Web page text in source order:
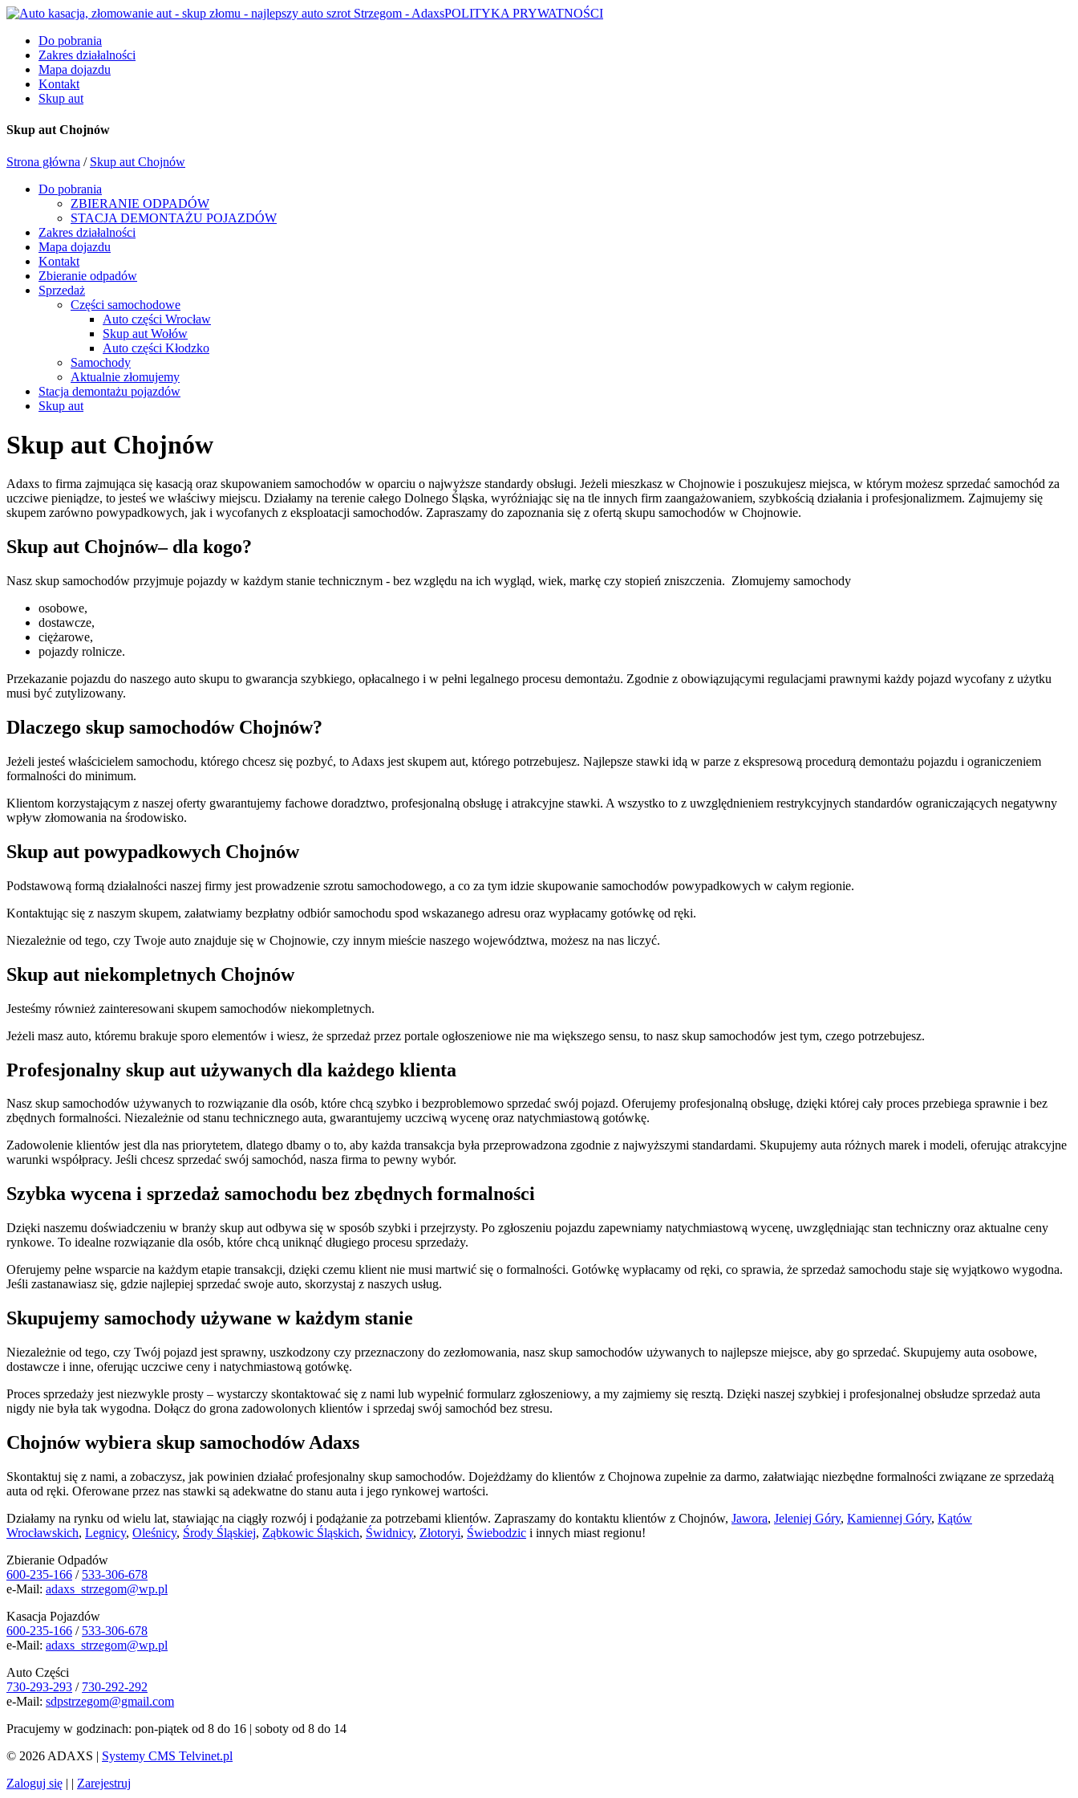
POLITYKA PRYWATNOŚCI
Do pobrania
Zakres działalności
Mapa dojazdu
Kontakt
Skup aut
Skup aut Chojnów
Strona główna / Skup aut Chojnów
Do pobrania
ZBIERANIE ODPADÓW
STACJA DEMONTAŻU POJAZDÓW
Zakres działalności
Mapa dojazdu
Kontakt
Zbieranie odpadów
Sprzedaż
Części samochodowe
Auto części Wrocław
Skup aut Wołów
Auto części Kłodzko
Samochody
Aktualnie złomujemy
Stacja demontażu pojazdów
Skup aut
Skup aut Chojnów
Adaxs to firma zajmująca się kasacją oraz skupowaniem samochodów w oparciu o najwyższe standardy obsługi. Jeżeli mieszkasz w Chojnowie i poszukujesz miejsca, w którym możesz sprzedać samochód za
uczciwe pieniądze, to jesteś we właściwy miejscu. Działamy na terenie całego Dolnego Śląska, wyróżniając się na tle innych firm zaangażowaniem, szybkością działania i profesjonalizmem. Zajmujemy się
skupem zarówno powypadkowych, jak i wycofanych z eksploatacji samochodów. Zapraszamy do zapoznania się z ofertą skupu samochodów w Chojnowie.
Skup aut Chojnów– dla kogo?
Nasz skup samochodów przyjmuje pojazdy w każdym stanie technicznym - bez względu na ich wygląd, wiek, markę czy stopień zniszczenia. Złomujemy samochody
osobowe,
dostawcze,
ciężarowe,
pojazdy rolnicze.
Przekazanie pojazdu do naszego auto skupu to gwarancja szybkiego, opłacalnego i w pełni legalnego procesu demontażu. Zgodnie z obowiązującymi regulacjami prawnymi każdy pojazd wycofany z użytku
musi być zutylizowany.
Dlaczego skup samochodów Chojnów?
Jeżeli jesteś właścicielem samochodu, którego chcesz się pozbyć, to Adaxs jest skupem aut, którego potrzebujesz. Najlepsze stawki idą w parze z ekspresową procedurą demontażu pojazdu i ograniczeniem
formalności do minimum.
Klientom korzystającym z naszej oferty gwarantujemy fachowe doradztwo, profesjonalną obsługę i atrakcyjne stawki. A wszystko to z uwzględnieniem restrykcyjnych standardów ograniczających negatywny
wpływ złomowania na środowisko.
Skup aut powypadkowych Chojnów
Podstawową formą działalności naszej firmy jest prowadzenie szrotu samochodowego, a co za tym idzie skupowanie samochodów powypadkowych w całym regionie.
Kontaktując się z naszym skupem, załatwiamy bezpłatny odbiór samochodu spod wskazanego adresu oraz wypłacamy gotówkę od ręki.
Niezależnie od tego, czy Twoje auto znajduje się w Chojnowie, czy innym mieście naszego województwa, możesz na nas liczyć.
Skup aut niekompletnych Chojnów
Jesteśmy również zainteresowani skupem samochodów niekompletnych.
Jeżeli masz auto, któremu brakuje sporo elementów i wiesz, że sprzedaż przez portale ogłoszeniowe nie ma większego sensu, to nasz skup samochodów jest tym, czego potrzebujesz.
Profesjonalny skup aut używanych dla każdego klienta
Nasz skup samochodów używanych to rozwiązanie dla osób, które chcą szybko i bezproblemowo sprzedać swój pojazd. Oferujemy profesjonalną obsługę, dzięki której cały proces przebiega sprawnie i bez
zbędnych formalności. Niezależnie od stanu technicznego auta, gwarantujemy uczciwą wycenę oraz natychmiastową gotówkę.
Zadowolenie klientów jest dla nas priorytetem, dlatego dbamy o to, aby każda transakcja była przeprowadzona zgodnie z najwyższymi standardami. Skupujemy auta różnych marek i modeli, oferując atrakcyjne
warunki współpracy. Jeśli chcesz sprzedać swój samochód, nasza firma to pewny wybór.
Szybka wycena i sprzedaż samochodu bez zbędnych formalności
Dzięki naszemu doświadczeniu w branży skup aut odbywa się w sposób szybki i przejrzysty. Po zgłoszeniu pojazdu zapewniamy natychmiastową wycenę, uwzględniając stan techniczny oraz aktualne ceny
rynkowe. To idealne rozwiązanie dla osób, które chcą uniknąć długiego procesu sprzedaży.
Oferujemy pełne wsparcie na każdym etapie transakcji, dzięki czemu klient nie musi martwić się o formalności. Gotówkę wypłacamy od ręki, co sprawia, że sprzedaż samochodu staje się wyjątkowo wygodna.
Jeśli zastanawiasz się, gdzie najlepiej sprzedać swoje auto, skorzystaj z naszych usług.
Skupujemy samochody używane w każdym stanie
Niezależnie od tego, czy Twój pojazd jest sprawny, uszkodzony czy przeznaczony do zezłomowania, nasz skup samochodów używanych to najlepsze miejsce, aby go sprzedać. Skupujemy auta osobowe,
dostawcze i inne, oferując uczciwe ceny i natychmiastową gotówkę.
Proces sprzedaży jest niezwykle prosty – wystarczy skontaktować się z nami lub wypełnić formularz zgłoszeniowy, a my zajmiemy się resztą. Dzięki naszej szybkiej i profesjonalnej obsłudze sprzedaż auta
nigdy nie była tak wygodna. Dołącz do grona zadowolonych klientów i sprzedaj swój samochód bez stresu.
Chojnów wybiera skup samochodów Adaxs
Skontaktuj się z nami, a zobaczysz, jak powinien działać profesjonalny skup samochodów. Dojeżdżamy do klientów z Chojnowa zupełnie za darmo, załatwiając niezbędne formalności związane ze sprzedażą
auta od ręki. Oferowane przez nas stawki są adekwatne do stanu auta i jego rynkowej wartości.
Działamy na rynku od wielu lat, stawiając na ciągły rozwój i podążanie za potrzebami klientów. Zapraszamy do kontaktu klientów z Chojnów, Jawora, Jeleniej Góry, Kamiennej Góry, Kątów
Wrocławskich, Legnicy, Oleśnicy, Środy Śląskiej, Ząbkowic Śląskich, Świdnicy, Złotoryi, Świebodzic i innych miast regionu!
Zbieranie Odpadów
600-235-166 / 533-306-678
e-Mail: adaxs_strzegom@wp.pl
Kasacja Pojazdów
600-235-166 / 533-306-678
e-Mail: adaxs_strzegom@wp.pl
Auto Części
730-293-293 / 730-292-292
e-Mail: sdpstrzegom@gmail.com
Pracujemy w godzinach: pon-piątek od 8 do 16 | soboty od 8 do 14
© 2026 ADAXS | Systemy CMS Telvinet.pl
Zaloguj się | | Zarejestruj